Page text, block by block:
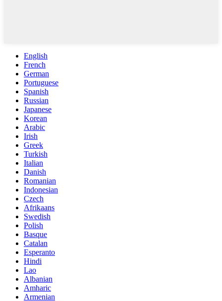
English
French
German
Portuguese
Spanish
Russian
Japanese
Korean
Arabic
Irish
Greek
Turkish
Italian
Danish
Romanian
Indonesian
Czech
Afrikaans
Swedish
Polish
Basque
Catalan
Esperanto
Hindi
Lao
Albanian
Amharic
Armenian